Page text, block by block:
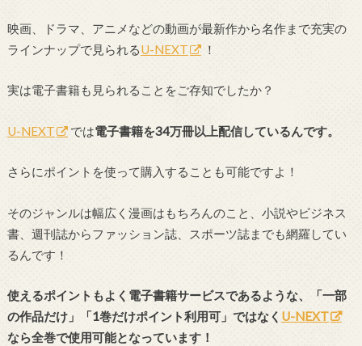
映画、ドラマ、アニメなどの動画が最新作から名作まで充実の
ラインナップで見られるU-NEXT ！
実は電子書籍も見られることをご存知でしたか？
U-NEXT では電子書籍を34万冊以上配信しているんです。
さらにポイントを使って購入することも可能ですよ！
そのジャンルは幅広く漫画はもちろんのこと、小説やビジネス
書、週刊誌からファッション誌、スポーツ誌までも網羅してい
るんです！
使えるポイントもよく電子書籍サービスであるような、「一部
の作品だけ」「1巻だけポイント利用可」ではなく U-NEXT
なら全巻で使用可能となっています！